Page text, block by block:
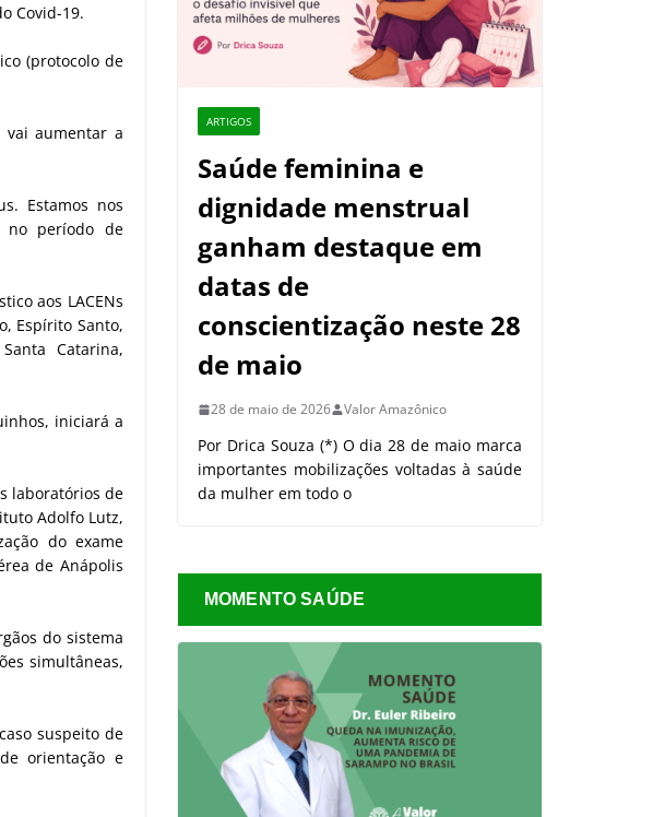
Covid-19.
(protocolo de
vai aumentar a
Estamos nos
no período de
aos LACENs
Espírito Santo,
Catarina,
iniciará a
laboratórios de
Adolfo Lutz,
do exame
de Anápolis
do sistema
simultâneas,
suspeito de
orientação e
ARTIGOS
Saúde feminina e
dignidade menstrual
ganham destaque em
datas de
conscientização neste 28
de maio
28 de maio de 2026 Valor Amazônico
Por Drica Souza (*) O dia 28 de maio marca
importantes mobilizações voltadas à saúde
da mulher em todo o
MOMENTO SAÚDE